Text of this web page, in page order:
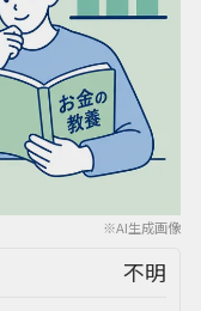
※AI生成画像
不明